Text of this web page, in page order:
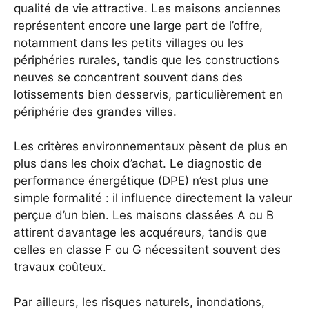
qualité de vie attractive. Les maisons anciennes
représentent encore une large part de l’offre,
notamment dans les petits villages ou les
périphéries rurales, tandis que les constructions
neuves se concentrent souvent dans des
lotissements bien desservis, particulièrement en
périphérie des grandes villes.
Les critères environnementaux pèsent de plus en
plus dans les choix d’achat. Le diagnostic de
performance énergétique (DPE) n’est plus une
simple formalité : il influence directement la valeur
perçue d’un bien. Les maisons classées A ou B
attirent davantage les acquéreurs, tandis que
celles en classe F ou G nécessitent souvent des
travaux coûteux.
Par ailleurs, les risques naturels, inondations,